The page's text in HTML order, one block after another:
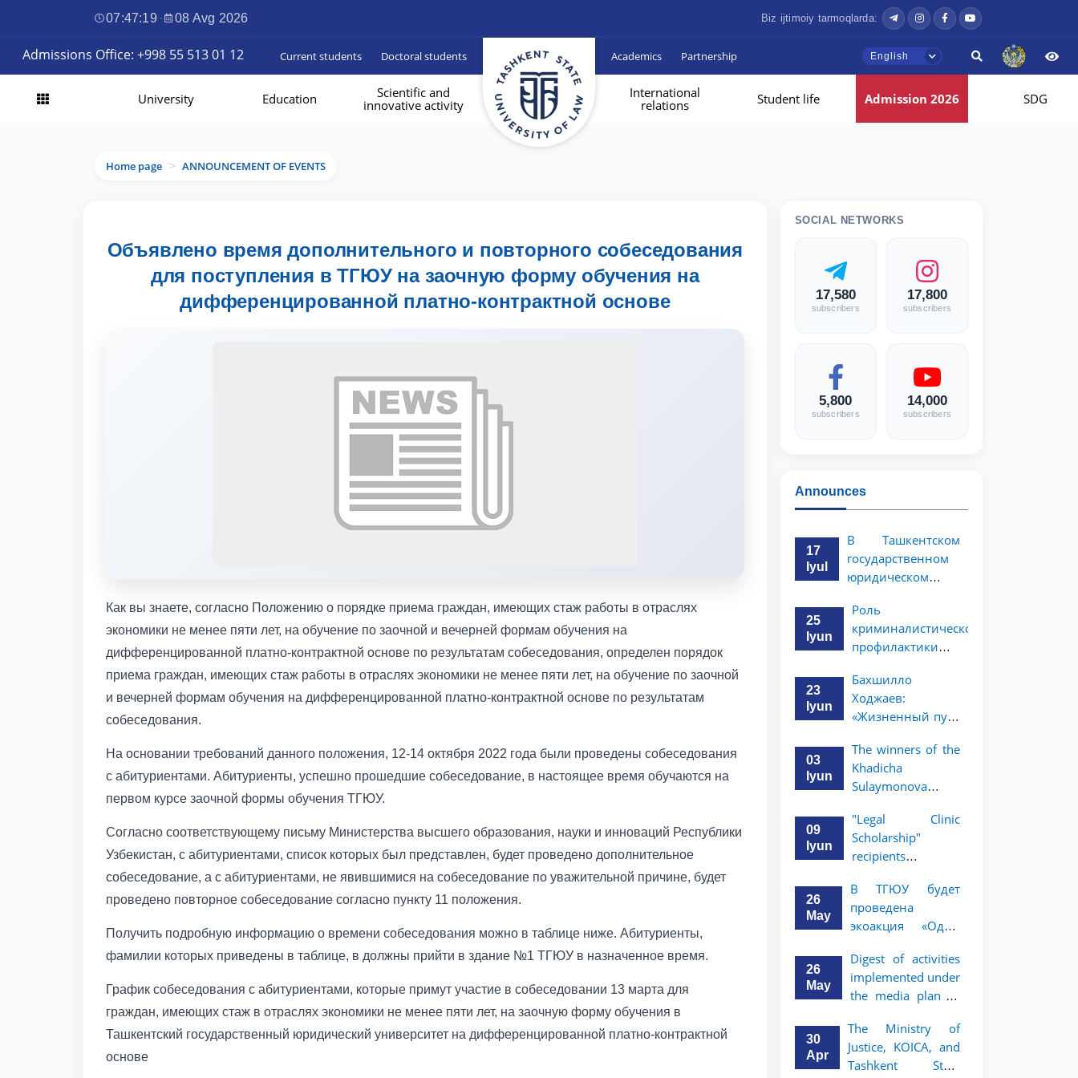
07:47:20 · 08 Avg 2026 Biz ijtimoiy tarmoqlarda:
Admissions Office: +998 55 513 01 12 Current students Doctoral students Academics Partnership English
University Education
Scientific and
innovative activity
International
relations
Student life Admission 2026 SDG
Home page > ANNOUNCEMENT OF EVENTS
Объявлено время дополнительного и повторного собеседования
для поступления в ТГЮУ на заочную форму обучения на
дифференцированной платно-контрактной основе
Как вы знаете, согласно Положению о порядке приема граждан, имеющих стаж работы в отраслях
экономики не менее пяти лет, на обучение по заочной и вечерней формам обучения на
дифференцированной платно-контрактной основе по результатам собеседования, определен порядок
приема граждан, имеющих стаж работы в отраслях экономики не менее пяти лет, на обучение по заочной
и вечерней формам обучения на дифференцированной платно-контрактной основе по результатам
собеседования.
На основании требований данного положения, 12-14 октября 2022 года были проведены собеседования
с абитуриентами. Абитуриенты, успешно прошедшие собеседование, в настоящее время обучаются на
первом курсе заочной формы обучения ТГЮУ.
Согласно соответствующему письму Министерства высшего образования, науки и инноваций Республики
Узбекистан, с абитуриентами, список которых был представлен, будет проведено дополнительное
собеседование, а с абитуриентами, не явившимися на собеседование по уважительной причине, будет
проведено повторное собеседование согласно пункту 11 положения.
Получить подробную информацию о времени собеседования можно в таблице ниже. Абитуриенты,
фамилии которых приведены в таблице, в должны прийти в здание №1 ТГЮУ в назначенное время.
График собеседования с абитуриентами, которые примут участие в собеседовании 13 марта для
граждан, имеющих стаж в отраслях экономики не менее пяти лет, на заочную форму обучения в
Ташкентский государственный юридический университет на дифференцированной платно-контрактной
основе
SOCIAL NETWORKS
17,580
subscribers
17,800
subscribers
5,800
subscribers
14,000
subscribers
Announces
17
Iyul
В Ташкентском
государственном
юридическом
состоялась
научно-
практическая
магистрантов
25
Iyun
Роль
криминалистической
профилактики в
коррупционных
преступлений
23
Iyun
Бахшилло
Ходжаев:
«Жизненный путь
Хамедова —
яркий пример
беззаветного
Родине и
воспитанию
молодого
поколения»
03
Iyun
The winners of the
Khadicha
Sulaymonova
for the 2026/2027
academic year
have been
09
Iyun
"Legal Clinic
Scholarship"
recipients
26
May
В ТГЮУ будет
проведена
экоакция «Один
26
May
Digest of activities
implemented under
the media plan to
priorities outlined
in the Address of
the President of the
30
Apr
The Ministry of
Justice, KOICA, and
Tashkent State